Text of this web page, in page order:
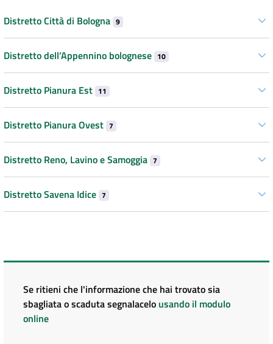
Distretto Città di Bologna 9
Distretto dell’Appennino bolognese 10
Distretto Pianura Est 11
Distretto Pianura Ovest 7
Distretto Reno, Lavino e Samoggia 7
Distretto Savena Idice 7
Se ritieni che l'informazione che hai trovato sia
sbagliata o scaduta segnalacelo usando il modulo
online